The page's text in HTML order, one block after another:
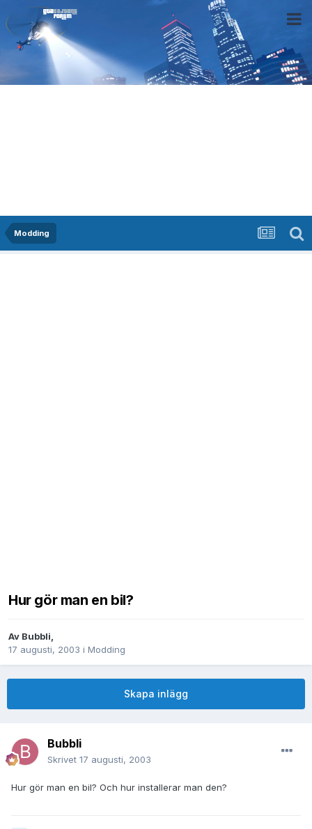
Modding
Hur gör man en bil?
Av Bubbli,
17 augusti, 2003 i Modding
Skapa inlägg
Bubbli
Skrivet 17 augusti, 2003
Hur gör man en bil? Och hur installerar man den?